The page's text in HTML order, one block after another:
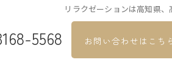
リラクゼーションは高知県
5568 お問い合わせはこち